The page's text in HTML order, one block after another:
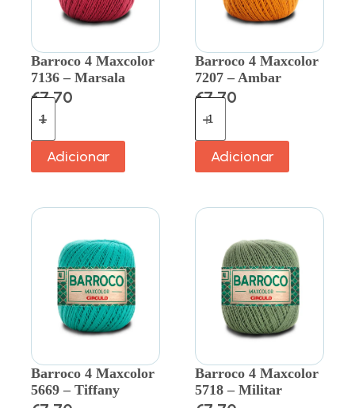
Barroco 4 Maxcolor
7136 – Marsala
€7.70
Adicionar
Barroco 4 Maxcolor
7207 – Ambar
€7.70
Adicionar
Barroco 4 Maxcolor
5669 – Tiffany
Barroco 4 Maxcolor
5718 – Militar